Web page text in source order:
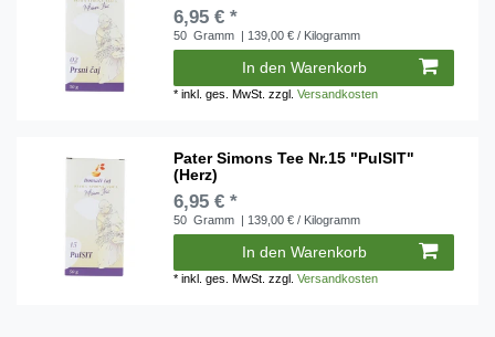
6,95 € *
50 Gramm | 139,00 € / Kilogramm
In den Warenkorb
*inkl. ges. MwSt. zzgl.Versandkosten
Pater Simons Tee Nr.15 "PulSIT"
(Herz)
6,95 € *
50 Gramm | 139,00 € / Kilogramm
In den Warenkorb
*inkl. ges. MwSt. zzgl.Versandkosten